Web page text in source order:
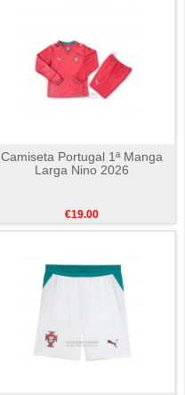
Camiseta Portugal 1ª Manga
Larga Nino 2026
€19.00